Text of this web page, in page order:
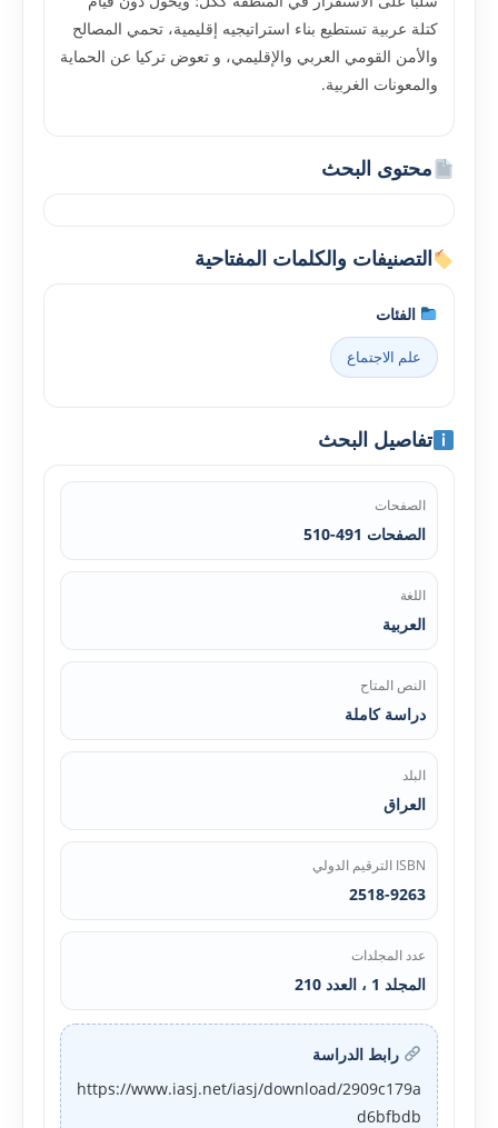
كتلة عربية تستطيع بناء استراتيجيه إقليمية، تحمي المصالح
والأمن القومي العربي والإقليمي، و تعوض تركيا عن الحماية
والمعونات الغربية.
محتوى البحث
التصنيفات والكلمات المفتاحية
الفئات
علم الاجتماع
تفاصيل البحث
الصفحات
الصفحات 491-510
اللغة
العربية
النص المتاح
دراسة كاملة
البلد
العراق
ISBN الترقيم الدولي
2518-9263
عدد المجلدات
المجلد 1 ، العدد 210
رابط الدراسة
https://www.iasj.net/iasj/download/2909c179a
d6bfbdb